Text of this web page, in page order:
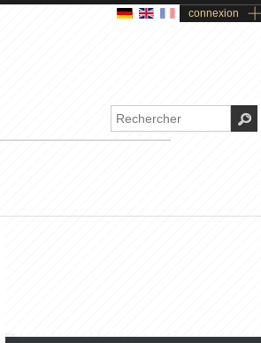
connexion